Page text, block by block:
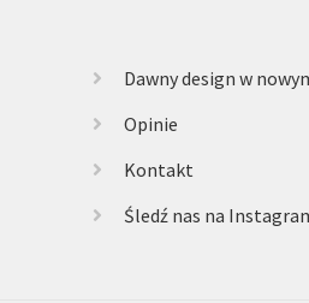
Dawny design w
Opinie
Kontakt
Śledź nas na